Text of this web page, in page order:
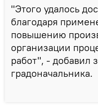
"Этого удалось
благодаря
повышению
организации
работ", - добавил
градоначальника.